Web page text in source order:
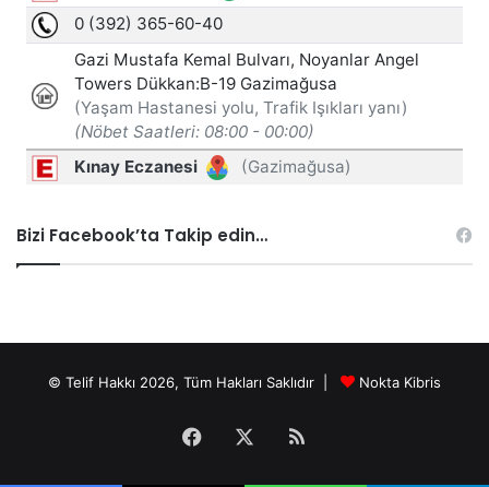
Bizi Facebook’ta Takip edin…
© Telif Hakkı 2026, Tüm Hakları Saklıdır | Nokta Kibris
Facebook